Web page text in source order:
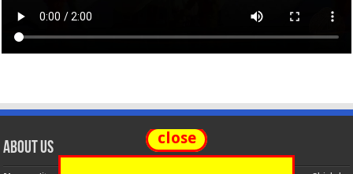
About Us
close